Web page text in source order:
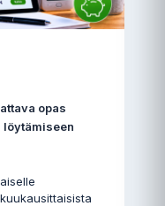
opas
löytämiseen